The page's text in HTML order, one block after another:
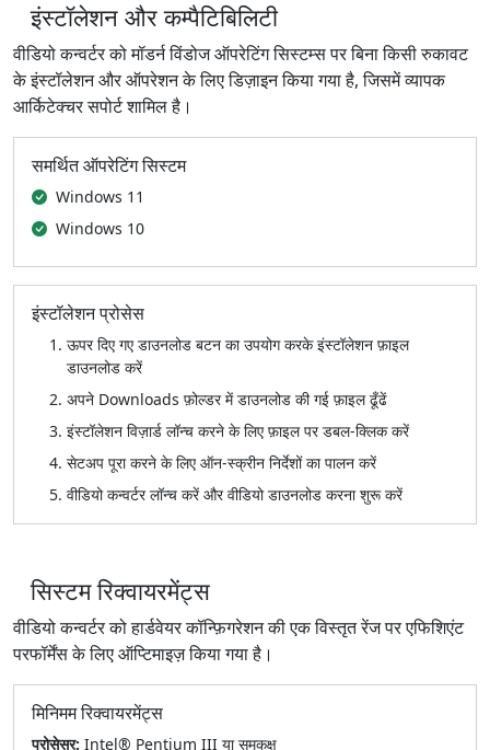
इंस्टॉलेशन और कम्पैटिबिलिटी
वीडियो कन्वर्टर को मॉडर्न विंडोज ऑपरेटिंग सिस्टम्स पर बिना किसी रुकावट
के इंस्टॉलेशन और ऑपरेशन के लिए डिज़ाइन किया गया है, जिसमें व्यापक
आर्किटेक्चर सपोर्ट शामिल है।
समर्थित ऑपरेटिंग सिस्टम
Windows 11
Windows 10
इंस्टॉलेशन प्रोसेस
ऊपर दिए गए डाउनलोड बटन का उपयोग करके इंस्टॉलेशन फ़ाइल
डाउनलोड करें
अपने Downloads फ़ोल्डर में डाउनलोड की गई फ़ाइल ढूँढें
इंस्टॉलेशन विज़ार्ड लॉन्च करने के लिए फ़ाइल पर डबल‑क्लिक करें
सेटअप पूरा करने के लिए ऑन‑स्क्रीन निर्देशों का पालन करें
वीडियो कन्वर्टर लॉन्च करें और वीडियो डाउनलोड करना शुरू करें
सिस्टम रिक्वायरमेंट्स
वीडियो कन्वर्टर को हार्डवेयर कॉन्फ़िगरेशन की एक विस्तृत रेंज पर एफिशिएंट
परफॉर्मेंस के लिए ऑप्टिमाइज़ किया गया है।
मिनिमम रिक्वायरमेंट्स
प्रोसेसर: Intel® Pentium III या समकक्ष